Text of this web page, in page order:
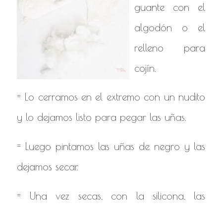
guante con el
algodón o el
relleno para
cojín.
= Lo cerramos en el extremo con un nudito
y lo dejamos listo para pegar las uñas.
= Luego pintamos las uñas de negro y las
dejamos secar.
= Una vez secas, con la silicona, las